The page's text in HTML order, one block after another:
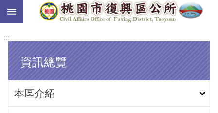
跳到主要內容區塊
:::
資訊總覽
本區介紹